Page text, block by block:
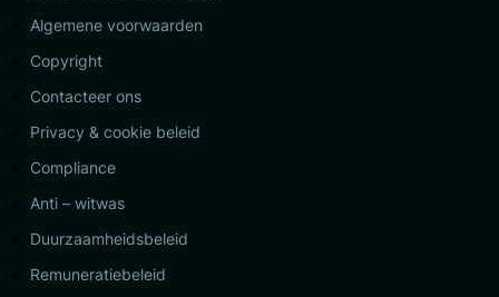
Algemene voorwaarden
Copyright
Contacteer ons
Privacy & cookie beleid
Compliance
Anti – witwas
Duurzaamheidsbeleid
Remuneratiebeleid